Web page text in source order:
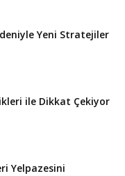
Yeni Stratejiler
ile Dikkat Çekiyor
Yelpazesini